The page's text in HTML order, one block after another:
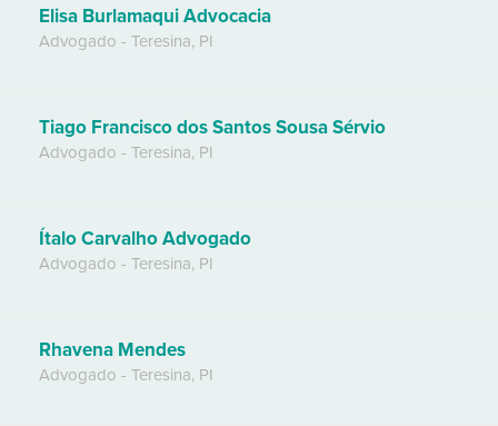
Elisa Burlamaqui Advocacia
Advogado - Teresina, PI
Tiago Francisco dos Santos Sousa Sérvio
Advogado - Teresina, PI
Ítalo Carvalho Advogado
Advogado - Teresina, PI
Rhavena Mendes
Advogado - Teresina, PI